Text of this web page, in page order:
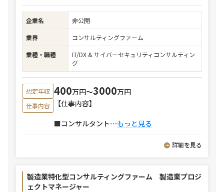
企業名
非公開
業界
コンサルティングファーム
業種・職種
IT/DX & サイバーセキュリティコンサルティン
グ
想定年収 400万円〜3000万円
仕事内容
【仕事内容】
■コンサルタント⋯もっと見る
詳細を見る
製造業特化型コンサルティングファーム 製造業プロジ
ェクトマネージャー